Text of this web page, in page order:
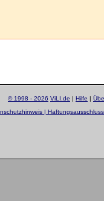
© 1998 - 2026 ViLI.de | Hilfe |
|